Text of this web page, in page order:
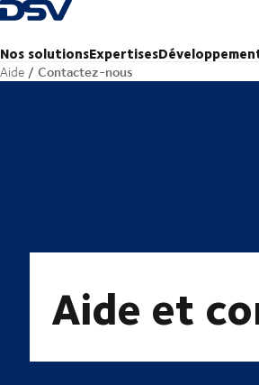
Retour à la page d'accueil
Nos solutionsExpertises
Aide Contactez-nous
Aide et